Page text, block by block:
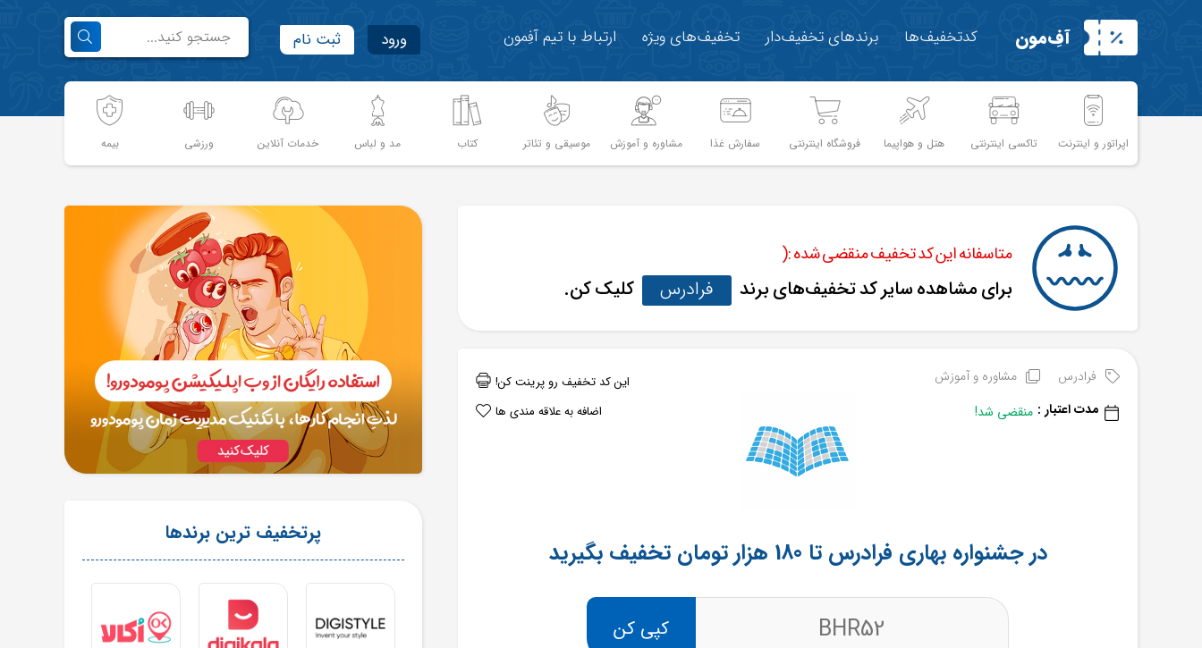
آفِ‌مون کدتخفیف‌ها برندهای تخفیف‌دار تخفیف‌های ویژه ارتباط با تیم آفِمون ورود ثبت نام
اپراتور و اینترنت تاکسی اینترنتی هتل و هواپیما فروشگاه اینترنتی سفارش غذا مشاوره و آموزش موسیقی و تئاتر کتاب مد و لباس خدمات آنلاین ورزشی بیمه
متاسفانه این کد تخفیف منقضی شده :(
برای مشاهده سایر کد تخفیف‌های برند فرادرس کلیک کن.
فرادرس
مشاوره و آموزش
مدت اعتبار : منقضی شد!
این کد تخفیف رو پرینت کن!
اضافه به علاقه مندی ها
در جشنواره بهاری فرادرس تا 180 هزار تومان تخفیف بگیرید
BHR52 کپی کن
پرتخفیف ترین برندها